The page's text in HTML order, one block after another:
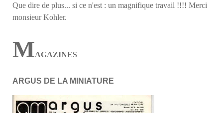
Que dire de plus... si ce n'est : un magnifique travail !!!! Merci
monsieur Kohler.
MAGAZINES
ARGUS DE LA MINIATU RE